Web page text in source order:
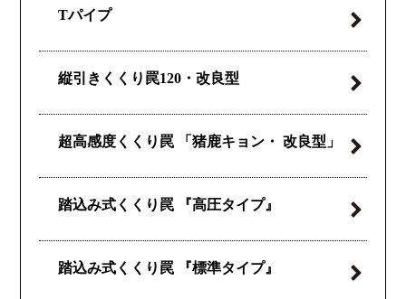
Tパイプ
縦引きくくり罠120・改良型
超高感度くくり罠 「猪鹿キョン・ 改良型」
踏込み式くくり罠 『高圧タイプ』
踏込み式くくり罠 『標準タイプ』